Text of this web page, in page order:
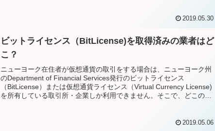
2019.05.30
ビットライセンス（BitLicense)を取得済みの業者はど
こ？
ニューヨーク在住者が仮想通貨の取引をする場合は、ニューヨーク州
のDepartment of Financial Services発行のビットライセンス
（BitLicense）または仮想通貨ライセンス（Virtual Currency License)
を所有している取引所・企業しか利用できません。そこで、どこの会
2019.05.06